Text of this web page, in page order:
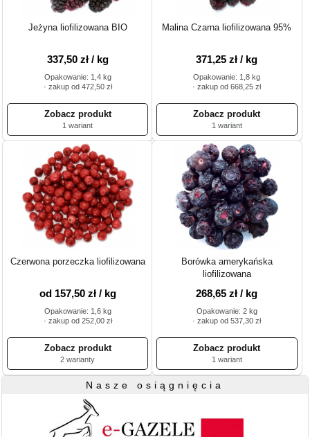
Jeżyna liofilizowana BIO
337,50 zł / kg
Opakowanie: 1,4 kg
· zakup od 472,50 zł
1 wariant
Malina Czarna liofilizowana 95%
371,25 zł / kg
Opakowanie: 1,8 kg
· zakup od 668,25 zł
1 wariant
Czerwona porzeczka liofilizowana
od 157,50 zł / kg
Opakowanie: 1,6 kg
· zakup od 252,00 zł
2 warianty
Borówka amerykańska
liofilizowana
268,65 zł / kg
Opakowanie: 2 kg
· zakup od 537,30 zł
1 wariant
Nasze osiągnięcia